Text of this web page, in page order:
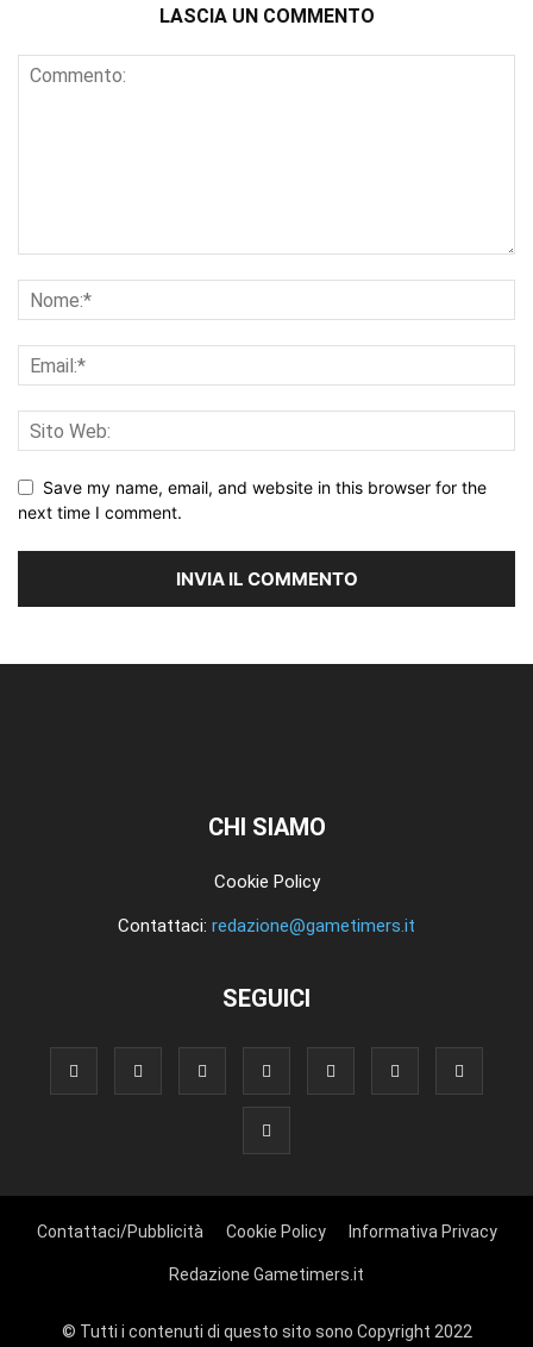
LASCIA UN COMMENTO
Save my name, email, and website in this browser for the
next time I comment.
CHI SIAMO
Cookie Policy
Contattaci: redazione@gametimers.it
SEGUICI
Contattaci/Pubblicità Cookie Policy Informativa Privacy
Redazione Gametimers.it
© Tutti i contenuti di questo sito sono Copyright 2022